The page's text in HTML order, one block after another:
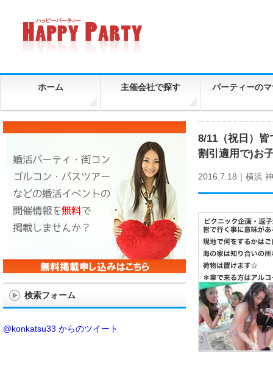
ホーム 主催会社で探す パーティーの
8/11（祝日）
割引適用で)お
2016.7.18｜ 横浜
検索フォーム
@konkatsu33 からのツイート